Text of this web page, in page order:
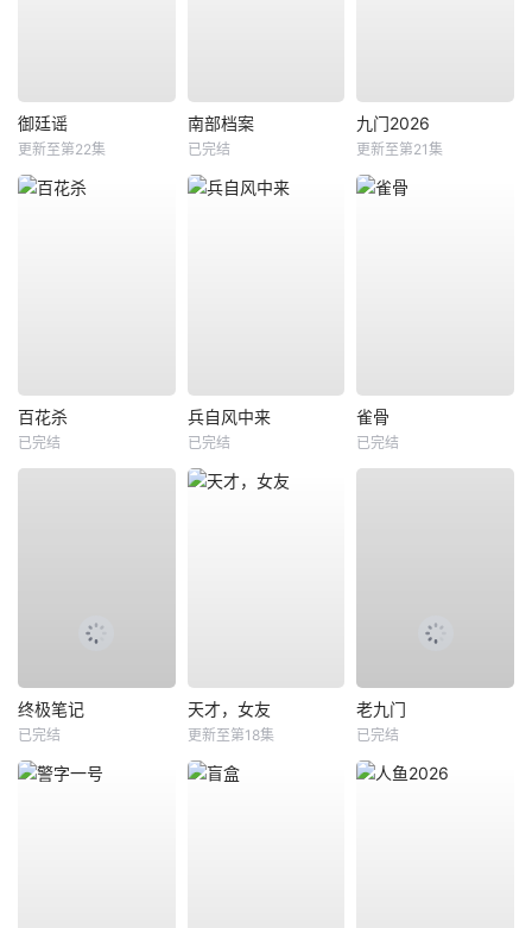
御廷谣
更新至第22集
南部档案
已完结
九门2026
更新至第21集
百花杀
已完结
兵自风中来
已完结
雀骨
已完结
终极笔记
已完结
天才，女友
更新至第18集
老九门
已完结